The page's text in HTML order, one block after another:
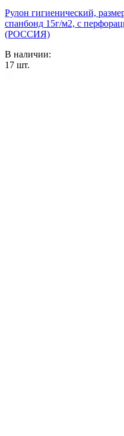
Рулон гигиенический,
спанбонд 15г/м2, с
(РОССИЯ)
В наличии:
17 шт.